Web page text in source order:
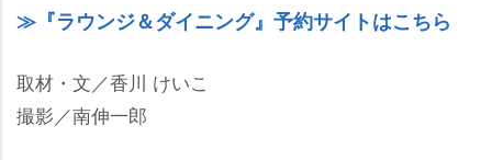
『ラウンジ＆ダイニング』予約サイトはこちら
取材・文／香川 けいこ
撮影／南伸一郎